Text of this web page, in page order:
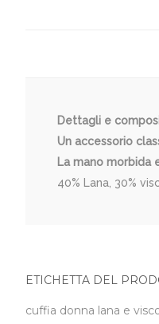
Dettagli e
Un accessorio
La mano morbida
40% Lana, 30%
ETICHETTA DEL
cuffia donna lana e